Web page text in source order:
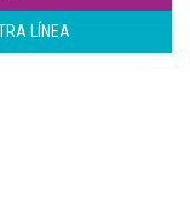
LÍNEA